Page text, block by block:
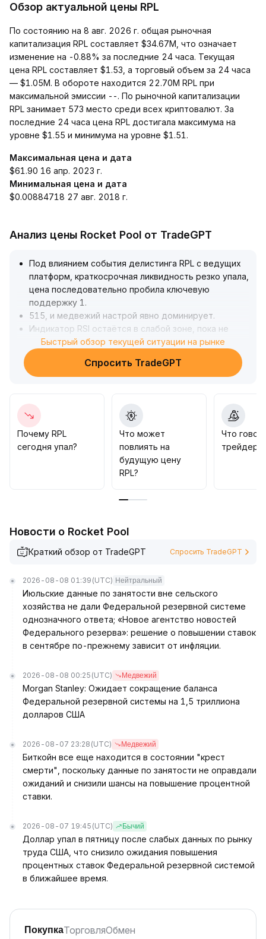
Обзор актуальной цены RPL
По состоянию на 8 авг. 2026 г. общая рыночная
капитализация RPL составляет $34.67M, что означает
изменение на -0.88% за последние 24 часа. Текущая
цена RPL составляет $1.53, а торговый объем за 24 часа
— $1.05M. В обороте находится 22.70M RPL при
максимальной эмиссии --. По рыночной капитализации
RPL занимает 573 место среди всех криптовалют. За
последние 24 часа цена RPL достигала максимума на
уровне $1.55 и минимума на уровне $1.51.
Максимальная цена и дата
$61.90 16 апр. 2023 г.
Минимальная цена и дата
$0.00884718 27 авг. 2018 г.
Анализ цены Rocket Pool от TradeGPT
Под влиянием события делистинга RPL с ведущих
платформ, краткосрочная ликвидность резко упала,
цена последовательно пробила ключевую
поддержку 1 .
515, и медвежий настрой явно доминирует.
Индикатор RSI остаётся в слабой зоне, пока не
наблюдается импульса для отскока из зоны
перепроданности
Если диапазон 1.
глубокого снижения
Рекомендуется занимать выжидательную позицию
в краткосроке и ждать признаков восстановления
ликвидности
Основное внимание — на прогресс глобальных
ведущих бирж в плане листинга и возможное
предварительное условие для бычьей контратаки
Быстрый обзор текущей ситуации на рынке
Спросить TradeGPT
Почему RPL
сегодня упал?
Что может
повлиять на
будущую цену
RPL?
Что
трейдеры
Новости о Rocket Pool
Краткий обзор от TradeGPT Спросить TradeGPT
2026-08-08 01:39 (UTC) Нейтральный
Июльские данные по занятости вне сельского
хозяйства не дали Федеральной резервной системе
однозначного ответа; «Новое агентство новостей
Федерального резерва»: решение о повышении ставок
в сентябре по-прежнему зависит от инфляции.
2026-08-08 00:25 (UTC) Медвежий
Morgan Stanley: Ожидает сокращение баланса
Федеральной резервной системы на 1,5 триллиона
долларов США
2026-08-07 23:28 (UTC) Медвежий
Биткойн все еще находится в состоянии "крест
смерти", поскольку данные по занятости не оправдали
ожиданий и снизили шансы на повышение процентной
ставки.
2026-08-07 19:45 (UTC) Бычий
Доллар упал в пятницу после слабых данных по рынку
труда США, что снизило ожидания повышения
процентных ставок Федеральной резервной системой
в ближайшее время.
ПокупкаТорговляОбмен